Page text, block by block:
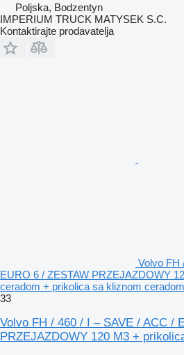
Poljska, Bodzentyn
IMPERIUM TRUCK MATYSEK S.C.
Kontaktirajte prodavatelja
Volvo FH
EURO 6 / ZESTAW PRZEJAZDOWY
ceradom + prikolica sa kliznom ceradom
33
Volvo FH / 460 / I – SAVE / ACC /
PRZEJAZDOWY 120 M3 +